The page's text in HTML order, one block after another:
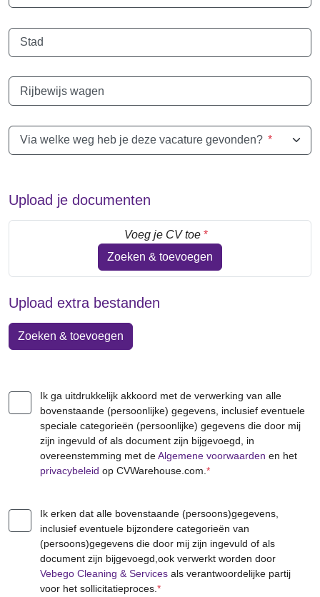
Stad
Rijbewijs wagen
Via welke weg heb je deze vacature gevonden? *
Upload je documenten
Voeg je CV toe *
Zoeken & toevoegen
Upload extra bestanden
Zoeken & toevoegen
Ik ga uitdrukkelijk akkoord met de verwerking van alle
bovenstaande (persoonlijke) gegevens, inclusief eventuele
speciale categorieën (persoonlijke) gegevens die door mij
zijn ingevuld of als document zijn bijgevoegd, in
overeenstemming met deAlgemene voorwaarden en het
privacybeleid op CVWarehouse.com. *
Ik erken dat alle bovenstaande (persoons)gegevens,
inclusief eventuele bijzondere categorieën van
(persoons)gegevens die door mij zijn ingevuld of als
document zijn bijgevoegd,ook verwerkt worden door
Vebego Cleaning & Services als verantwoordelijke partij
voor het sollicitatieproces.*